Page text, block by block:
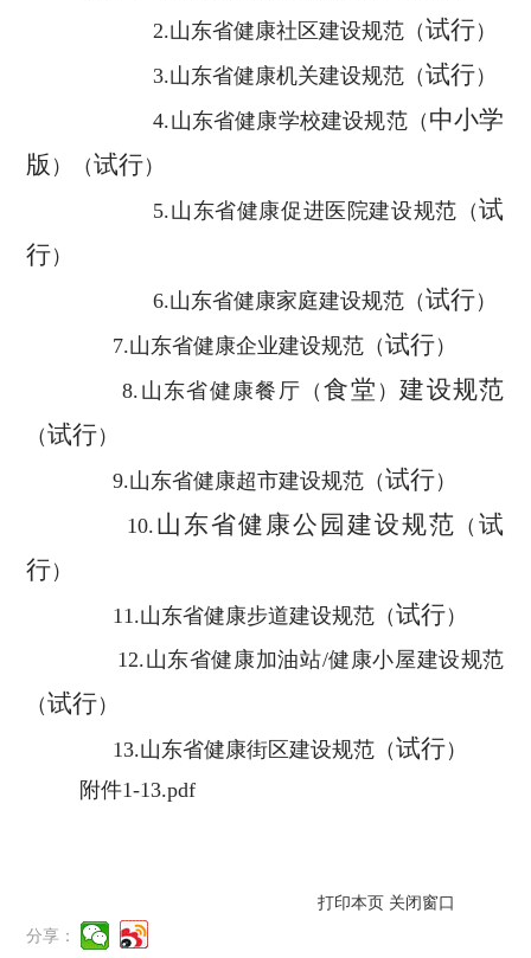
2.山东省健康社区建设规范 （试行）
3.山东省健康机关建设规范 （试行）
4.山东省健康学校建设规范（ 中小学
版 ）（试行）
5.山东省健康促进医院建设规范 （试
行）
6.山东省健康家庭建设规范 （试行）
7.山东省健康企业建设规范 （试行）
8. 山东省健康餐厅 （食堂 ） 建设规范
（试行）
9.山东省健康超市建设规范 （试行）
10. 山东省健康公园建设规范 （试
行）
11.山东省健康步道建设规范 （试行）
12.山东省健康加油站/健康小屋建设规范
（试行）
13.山东省健康街区建设规范 （试行）
附件1-13.pdf
打印本页 关闭窗口
分享：